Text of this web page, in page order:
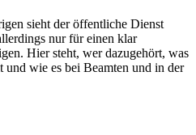
sieht der öffentliche Dienst
nur für einen klar
Hier steht, wer dazugehört, was
und wie es bei Beamten und in der